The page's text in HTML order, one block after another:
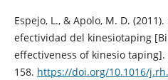
Espejo, L., & Apolo, M. D.
efectividad del kinesiotaping
effectiveness of kinesio taping].
158. https://doi.org/10.1016/